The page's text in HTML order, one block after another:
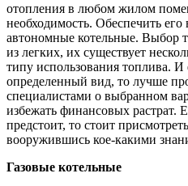
отопления в любом жилом
необходимость. Обеспечить
автономные котельные. Выбор
из легких, их существует
типу использования топлива.
определенный вид, то лучше
специалистами о выбранном
избежать финансовых растрат.
предстоит, то стоит
вооружившись кое-какими
Газовые котельные